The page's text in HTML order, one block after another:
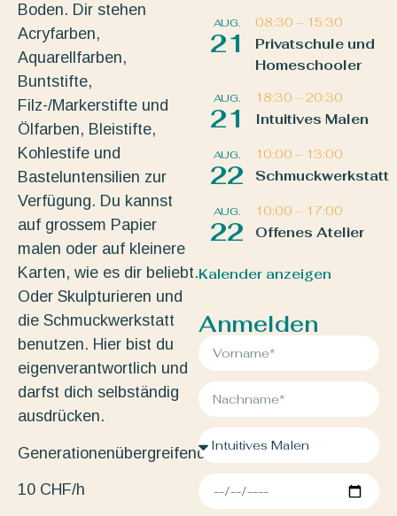
Boden. Dir stehen
Acryfarben,
Aquarellfarben,
Buntstifte,
Filz-/Markerstifte und
Ölfarben, Bleistifte,
Kohlestife und
Basteluntensilien zur
Verfügung. Du kannst
auf grossem Papier
malen oder auf kleinere
Karten, wie es dir beliebt.
Oder Skulpturieren und
die Schmuckwerkstatt
benutzen. Hier bist du
eigenverantwortlich und
darfst dich selbständig
ausdrücken.
Generationenübergreifend.
10 CHF/h
AUG.
21
08:30 – 15:30
Privatschule und
Homeschooler
AUG.
21
18:30 – 20:30
Intuitives Malen
AUG.
22
10:00 – 13:00
Schmuckwerkstatt
AUG.
22
10:00 – 17:00
Offenes Atelier
Kalender anzeigen
Anmelden